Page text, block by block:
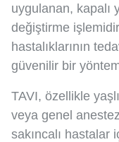
uygulanan, kapalı
değiştirme
hastalıklarının
güvenilir bir
TAVI, özellikle
veya genel
sakıncalı hastalar